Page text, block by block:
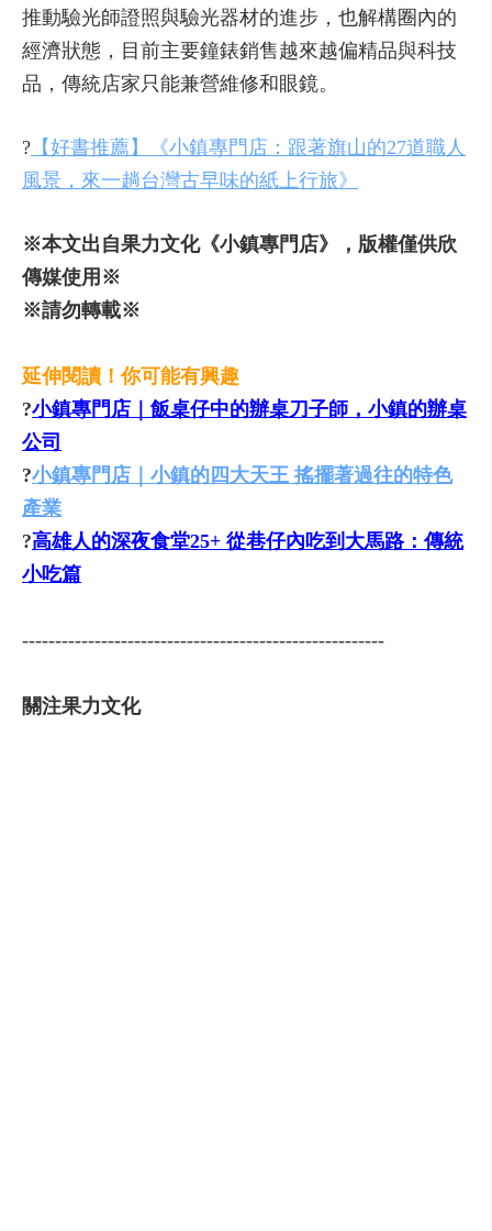
推動驗光師證照與驗光器材的進步，也解構圈內的
經濟狀態，目前主要鐘錶銷售越來越偏精品與科技
品，傳統店家只能兼營維修和眼鏡。
? 【好書推薦】《小鎮專門店：跟著旗山的27道職人
風景，來一趟台灣古早味的紙上行旅》
※本文出自果力文化《小鎮專門店》，版權僅供欣
傳媒使用※
※請勿轉載※
延伸閱讀！你可能有興趣
?小鎮專門店｜飯桌仔中的辦桌刀子師，小鎮的辦桌
公司
?小鎮專門店｜小鎮的四大天王 搖擺著過往的特色
產業
?高雄人的深夜食堂25+ 從巷仔內吃到大馬路：傳統
小吃篇
-------------------------------------------------------
關注果力文化